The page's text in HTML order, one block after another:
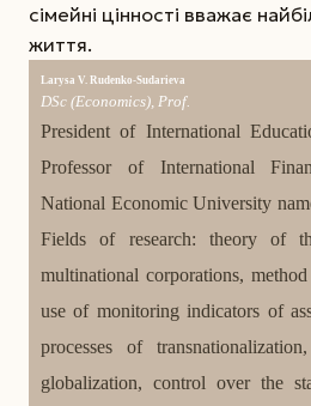
сімейні цінності вважає
життя.
Larysa V. Rudenko-Sudarieva
DSc (Economics), Prof.
President of International
Professor of International
National Economic University
Fields of research: theory of
multinational corporations,
use of monitoring indicators of
processes of
globalization, control over the